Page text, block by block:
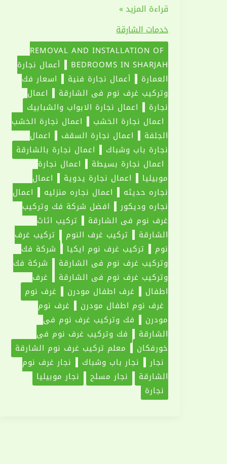
فك
وتركيب
غرف
نوم
في
الشارقة
|0551030094
قراءة المزيد »
خدمات الشارقة
REMOVAL AND INSTALLATION OF
BEDROOMS IN SHARJAH
أعمال نجارة
العمارة
أعمال نجارة فنية
اسعار فك
وتركيب غرف نوم فى الشارقة
اعمال
نجارة
اعمال نجارة الابواب والشبابيك
اعمال نجارة الخشب
اعمال نجارة الخشب
الجلفة
اعمال نجارة السقف
اعمال
نجارة باب وشباك
اعمال نجارة بالشارقة
اعمال نجارة بسيطة
اعمال نجارة
موبيليا
اعمال نجارة يدوية
اعمال
نجاره حديثه
اعمال نجاره منزليه
اعمال
نجاره وديكور
افضل شركة فك وتركيب
غرف نوم في الشارقة
تركيب اثاث
الشارقة
تركيب غرف النوم
تركيب غرف
نوم
تركيب غرف نوم ايكيا
شركة فك
وتركيب غرف نوم فى الشارقة
شركة فك
وتركيب غرف نوم في الشارقة
غرف
اطفال
غرف اطفال مودرن
غرف نوم
غرف نوم اطفال مودرن
غرف نوم
مودرن
فك وتركيب غرف نوم فى
الشارقة
فك وتركيب غرف نوم فى
خورفكان
معلم تركيب غرف نوم الشارقة
نجار
نجار باب وشباك
نجار غرف نوم
الشارقة
نجار مسلح
نجار موبيليا
نجارة